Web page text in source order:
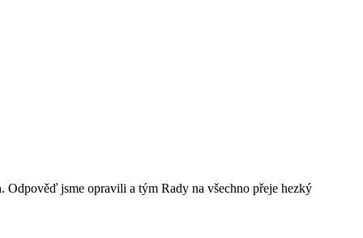
Odpověď jsme opravili a tým Rady na všechno přeje hezký